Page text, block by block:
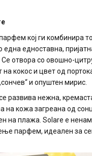
кој ги комбинира
една едноставна,
Се отвора со овошно-
кокос и цвет од
и опуштен мирис.
развива нежна,
на кожа загреана од
на плажа. Solare е
парфем, идеален за